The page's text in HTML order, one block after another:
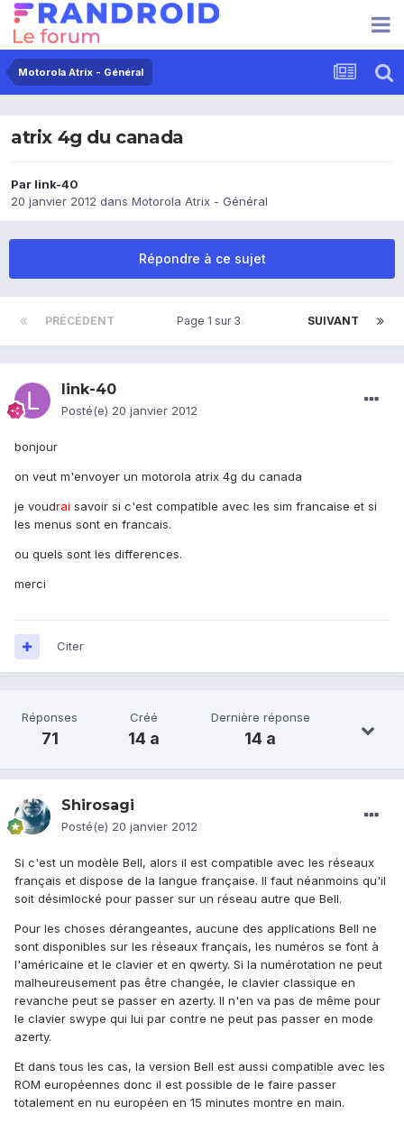
Motorola Atrix - Général
atrix 4g du canada
Par link-40
20 janvier 2012 dans Motorola Atrix - Général
Répondre à ce sujet
PRÉCÉDENT SUIVANT
Page 1 sur 3
link-40
Posté(e) 20 janvier 2012
bonjour
on veut m'envoyer un motorola atrix 4g du canada
je voudrai savoir si c'est compatible avec les sim francaise et si
les menus sont en francais.
ou quels sont les differences.
merci
Citer
Réponses
71
Créé
14 a
Dernière réponse
14 a
Shirosagi
Posté(e) 20 janvier 2012
Si c'est un modèle Bell, alors il est compatible avec les réseaux
français et dispose de la langue française. Il faut néanmoins qu'il
soit désimlocké pour passer sur un réseau autre que Bell.
Pour les choses dérangeantes, aucune des applications Bell ne
sont disponibles sur les réseaux français, les numéros se font à
l'américaine et le clavier et en qwerty. Si la numérotation ne peut
malheureusement pas être changée, le clavier classique en
revanche peut se passer en azerty. Il n'en va pas de même pour
le clavier swype qui lui par contre ne peut pas passer en mode
azerty.
Et dans tous les cas, la version Bell est aussi compatible avec les
ROM européennes donc il est possible de le faire passer
totalement en nu européen en 15 minutes montre en main.